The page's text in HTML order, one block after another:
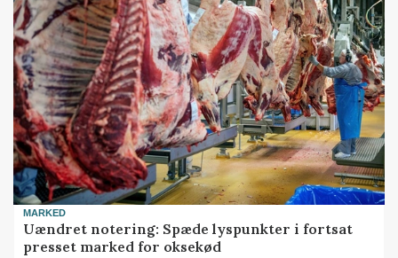
MARKED
Uændret notering: Spæde lyspunkter i fortsat
presset marked for oksekød